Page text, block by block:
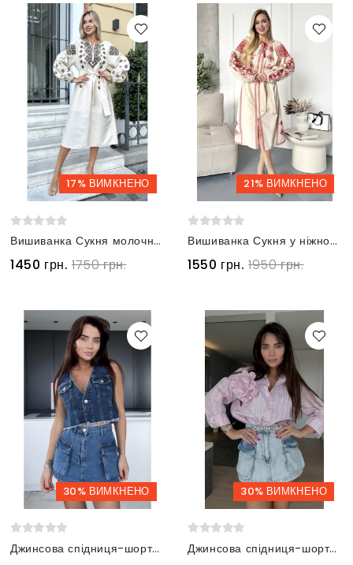
17% ВИМКНЕНО
Вишиванка Сукня молочна Етно Класика з геометричною вишивкою
1450 грн. 1750 грн.
21% ВИМКНЕНО
Вишиванка Сукня у ніжному світлому відтінку з контрастною червоною вишивкою
1550 грн. 1950 грн.
30% ВИМКНЕНО
Джинсова спідниця-шорти з великими кишенями
30% ВИМКНЕНО
Джинсова спідниця-шорти з великими кишенями